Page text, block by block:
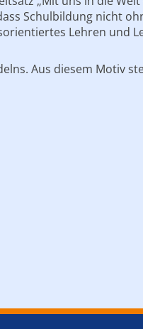
Schulbildung nicht
Lehren und
Aus diesem Motiv